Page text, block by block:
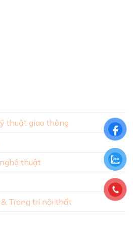
thuật giao thông
thuật
Trang trí nội thất